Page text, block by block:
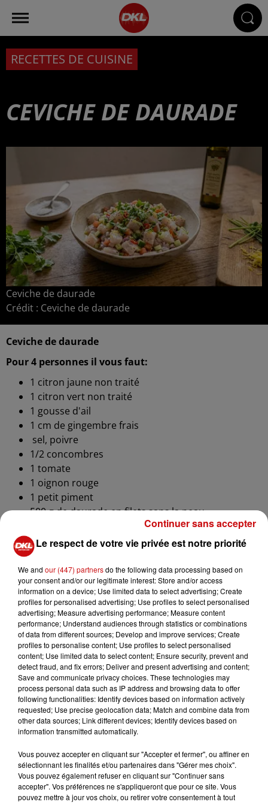
RECETTES DE CUISINE
CEVICHE DE DAURADE
Ceviche de daurade
Crédit : Ceviche de daurade
Ceviche de daurade
Pour 4 personnes il vous faut:
1 citron jaune non traité
1 citron vert non traité
1 gousse d'ail
1 cm de gingembre frais
sel, poivre
1/2 concombres
1 tomate
1 oignon rouge
1 petit piment
500 g de daurade en filets sans la peau
PRÉPARATION :
Râper finement le zeste des citrons puis presser le jus.
Verser le tout dans un saladier et ajouter la gousse d'ail
hachée.
Éplucher et râper le gingembre dans le saladier, saler et
poivrer. Réserver au frais.
Éplucher et tailler le concombre en petits cubes, ainsi
que la tomate évidée.
Émincer finement l'oignon rouge et le piment
(optionnel) et mélanger avec le concombre et la tomate.
Tailler la daurade en petits cubes et mélanger avec la
préparation précédente. Verser la marinade au citron et
bien remuer.
Le respect de votre vie privée est notre priorité
We and our (447) partnersdo the following data processing based on
your consent and/or our legitimate interest: Store and/or access
information on a device; Use limited data to select advertising; Create
profiles for personalised advertising; Use profiles to select personalised
advertising; Measure advertising performance; Measure content
performance; Understand audiences through statistics or combinations
of data from different sources; Develop and improve services; Create
profiles to personalise content; Use profiles to select personalised
content; Use limited data to select content; Ensure security, prevent and
detect fraud, and fix errors; Deliver and present advertising and content;
Save and communicate privacy choices. These technologies may
process personal data such as IP address and browsing data to offer
following functionalities: Identify devices based on information actively
requested; Use precise geolocation data; Match and combine data from
other data sources; Link different devices; Identify devices based on
information transmitted automatically.
Vous pouvez accepter en cliquant sur "Accepter et fermer", ou affiner en
sélectionnant les finalités et/ou partenaires dans "Gérer mes choix".
Vous pouvez également refuser en cliquant sur "Continuer sans
accepter". Vos préférences ne s'appliqueront que pour ce site. Vous
pouvez mettre à jour vos choix, ou retirer votre consentement à tout
Continuer sans accepter